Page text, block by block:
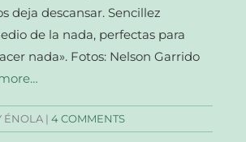
deja descansar. Sencillez
de la nada, perfectas para
nada». Fotos: Nelson Garrido
ÉNOLA |4 COMMENTS